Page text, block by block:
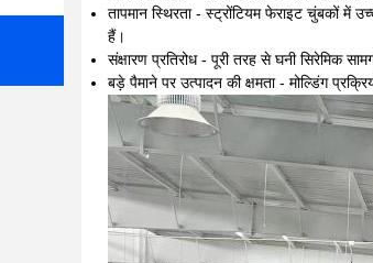
तापमान स्थिरता - स्ट्रोंटियम फेराइट चुंबकों में
हैं।
संक्षारण प्रतिरोध - पूरी तरह से घनी सिरेमिक
बड़े पैमाने पर उत्पादन की क्षमता - मोल्डिंग